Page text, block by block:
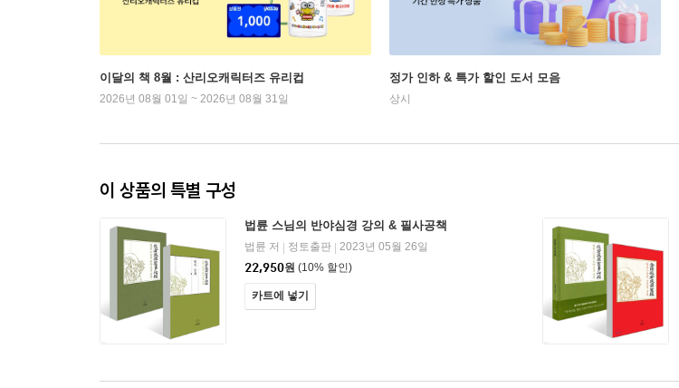
이달의 책 8월 : 산리오캐릭터즈 유리컵
2026년 08월 01일 ~ 2026년 08월 31일
정가 인하 & 특가 할인 도서 모음
상시
이 상품의 특별 구성
법륜 스님의 반야심경 강의 & 필사공책
법륜 저 정토출판
2023년 05월 26일
22,950원 (10% 할인)
카트에 넣기